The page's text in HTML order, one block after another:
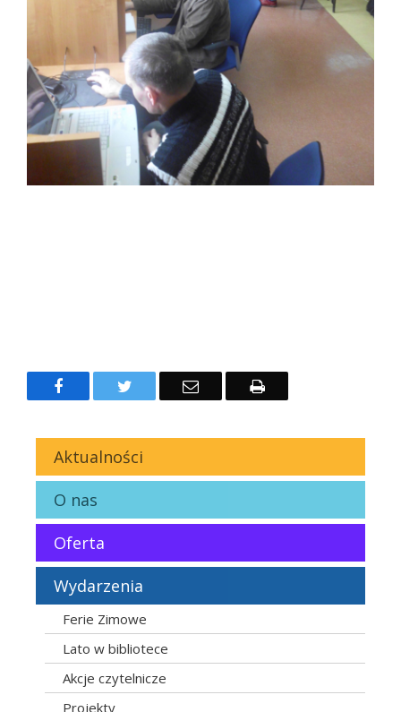
FacebookTwitter Email Drukuj
Aktualności
O nas
Oferta
Wydarzenia
Ferie Zimowe
Lato w bibliotece
Akcje czytelnicze
Projekty